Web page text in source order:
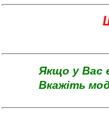
Якщо у Вас
Вкажіть